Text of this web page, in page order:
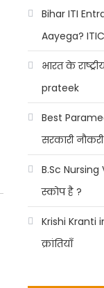
Bihar ITI
Aayega?
भारत के
prateek
Best
सरकारी
B.Sc
स्कोप है ?
Krishi Kranti
क्रांतियाँ